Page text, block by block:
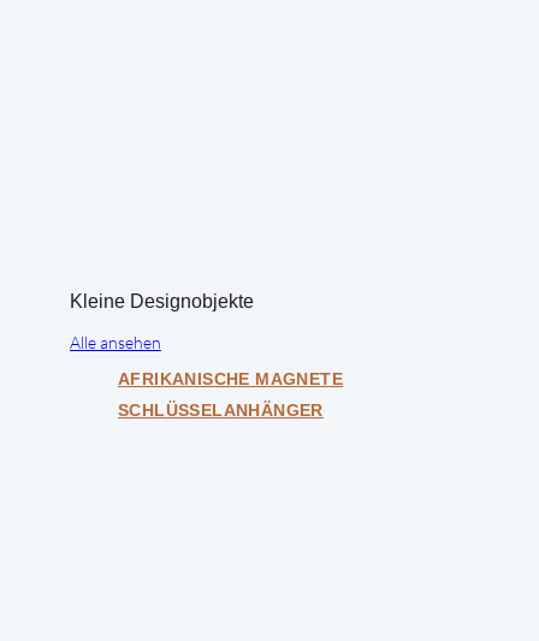
Kleine Designobjekte
Alle ansehen
AFRIKANISCHE MAGNETE
SCHLÜSSELANHÄNGER